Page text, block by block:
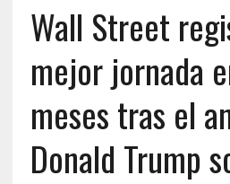
Wall Street
mejor jornada
meses tras el
Donald Trump